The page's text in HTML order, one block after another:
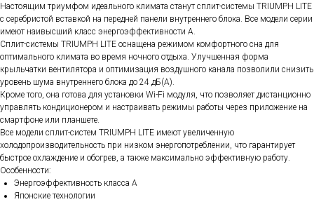
Настоящим триумфом идеального климата станут сплит-системы TRIUMPH LITE
с серебристой вставкой на передней панели внутреннего блока. Все модели серии
имеют наивысший класс энергоэффективности А.
Сплит-системы TRIUMPH LITE оснащена режимом комфортного сна для
оптимального климата во время ночного отдыха. Улучшенная форма
крыльчатки вентилятора и оптимизация воздушного канала позволили снизить
уровень шума внутреннего блока до 24 дБ(А).
Кроме того, она готова для установки Wi-Fi модуля, что позволяет дистанционно
управлять кондиционером и настраивать режимы работы через приложение на
смартфоне или планшете.
Все модели сплит-систем TRIUMPH LITE имеют увеличенную
холодопроизводительность при низком энергопотреблении, что гарантирует
быстрое охлаждение и обогрев, а также максимально эффективную работу.
Особенности:
Энергоэффективность класса А
Японские технологии